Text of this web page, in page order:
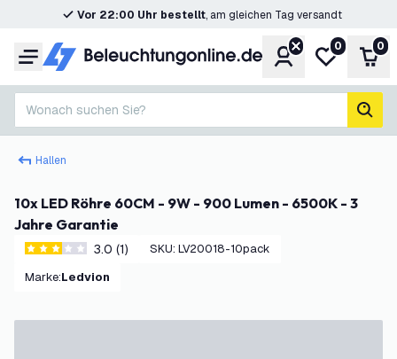
Vor 22:00 Uhr bestellt, am gleichen Tag versandt
Menü KontoMeine
0 0
Wonach suchen Sie?
Hallen
10x LED Röhre 60CM - 9W - 900 Lumen - 6500K - 3
Jahre Garantie
3 Bewertungssterne
3.0 (1) SKU: LV20018-10pack
Marke: Ledvion